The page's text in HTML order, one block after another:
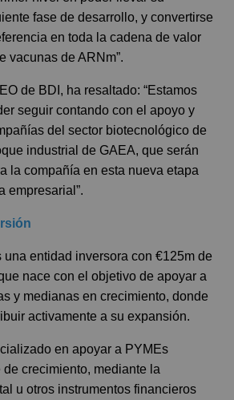
fase de desarrollo, y convertirse
en toda la cadena de valor
vacunas de ARNm”.
de BDI, ha resaltado: “Estamos
seguir contando con el apoyo y
del sector biotecnológico de
industrial de GAEA, que serán
la compañía en esta nueva etapa
empresarial”.
una entidad inversora con €125m de
nace con el objetivo de apoyar a
y medianas en crecimiento, donde
activamente a su expansión.
en apoyar a PYMEs
crecimiento, mediante la
u otros instrumentos financieros